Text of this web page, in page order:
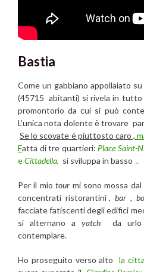
Bastia
Come un gabbiano appollaiato
(45715 abitanti) si rivela in tutto
promontorio da cui si può
L’unica nota dolente è trovare
Se lo scovate é piuttosto caro ,
Fatta di tre quartieri: Place Saint-
eCittadella, si sviluppa in basso .
Per il miotour mi sono mossa
concentrati ristorantini , bar ,
facciate fatiscenti degli edifici
si alternano a yatch da urlo
contemplare.
Ho proseguito verso alto la